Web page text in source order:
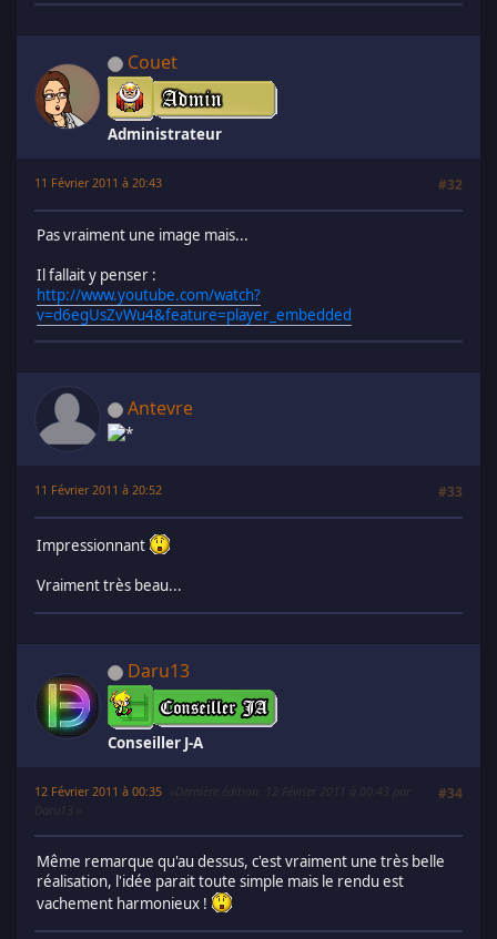
Couet
Administrateur
11 Février 2011 à 20:43 #32
Pas vraiment une image mais...
Il fallait y penser :
http://www.youtube.com/watch?
v=d6egUsZvWu4&feature=player_embedded
Antevre
11 Février 2011 à 20:52 #33
Impressionnant
Vraiment très beau...
Daru13
Conseiller J-A
12 Février 2011 à 00:35 #34
Dernière édition
: 12 Février 2011 à 00:43 par
Daru13
Même remarque qu'au dessus, c'est vraiment une très belle
réalisation, l'idée parait toute simple mais le rendu est
vachement harmonieux !